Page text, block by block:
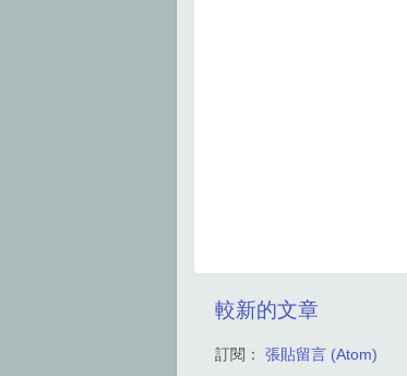
較新的文章
訂閱： 張貼留言 (Atom)